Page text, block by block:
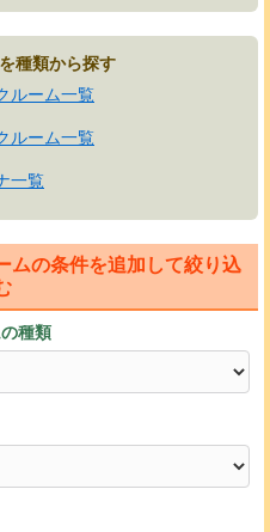
種類から探す
ルーム一覧
ルーム一覧
一覧
ムの条件を追加して絞り込
種類